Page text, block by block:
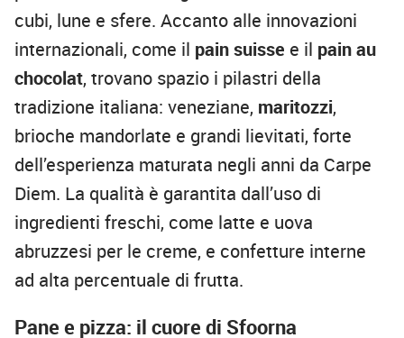
cubi, lune e sfere. Accanto alle innovazioni
internazionali, come il pain suisse e il pain au
chocolat, trovano spazio i pilastri della
tradizione italiana: veneziane, maritozzi,
brioche mandorlate e grandi lievitati, forte
dell’esperienza maturata negli anni da Carpe
Diem. La qualità è garantita dall’uso di
ingredienti freschi, come latte e uova
abruzzesi per le creme, e confetture interne
ad alta percentuale di frutta.
Pane e pizza: il cuore di Sfoorna